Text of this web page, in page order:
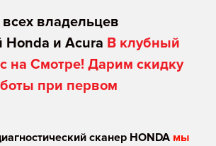
владельцев
Honda и Acura В клубный
на Смотре! Дарим скидку
при первом
сканер HONDA мы